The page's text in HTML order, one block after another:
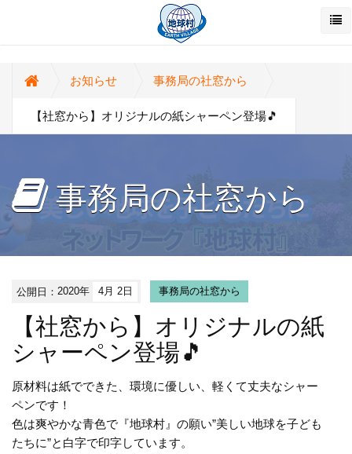
お知らせ 事務局の社窓から
【社窓から】オリジナルの紙シャーペン登場🎵
事務局の社窓から
公開日：2020年 4月 2日 事務局の社窓から
【社窓から】オリジナルの紙
シャーペン登場🎵
原材料は紙でできた、環境に優しい、軽くて丈夫なシャー
ペンです！
色は爽やかな青色で『地球村』の願い”美しい地球を子ども
たちに”と白字で印字しています。